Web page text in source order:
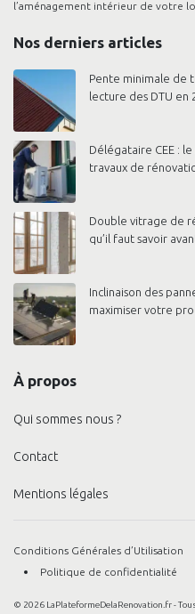
l’aménagement intérieur de votre
Nos derniers articles
Pente minimale de
lecture des DTU en
Délégataire CEE :
travaux de
Double vitrage de
qu’il faut savoir
Inclinaison des
maximiser votre
À propos
Qui sommes nous ?
Contact
Mentions légales
Conditions Générales d’Utilisation
Politique de confidentialité
© 2026 LaPlateformeDelaRenovation.fr -